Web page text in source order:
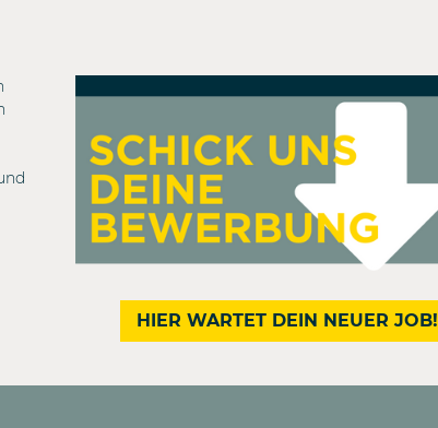
HIER WARTET DEIN NEUER JOB!